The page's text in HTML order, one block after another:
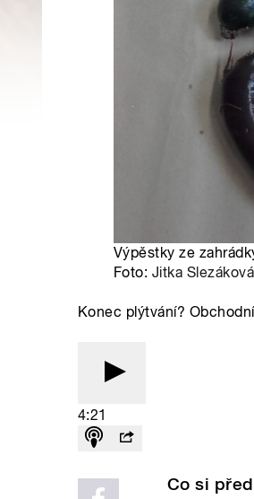
Výpěstky ze
Foto: Jitka Slezáková
Konec plýtvání?
4:21
Co si